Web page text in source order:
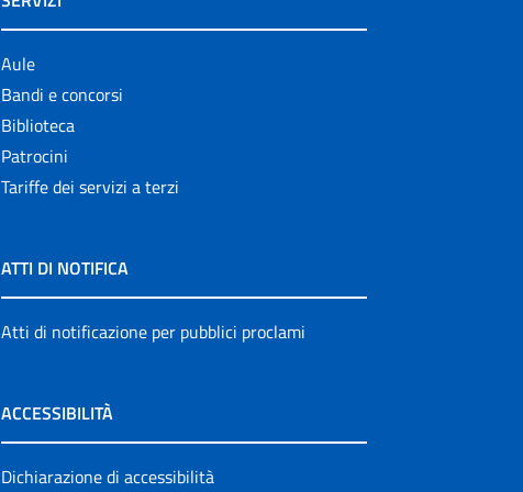
Aule
Bandi e concorsi
Biblioteca
Patrocini
Tariffe dei servizi a terzi
ATTI DI NOTIFICA
Atti di notificazione per pubblici proclami
ACCESSIBILITÀ
Dichiarazione di accessibilità